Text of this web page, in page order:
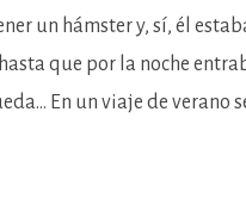
rueda
un hámster y, sí, él
que por la noche
En un viaje de verano